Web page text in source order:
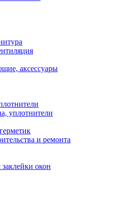
аксессуары
уплотнители
и ремонта
окон